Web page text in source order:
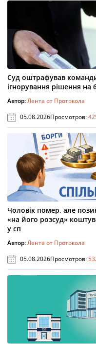
Суд оштрафував
ігнорування рішення на
Автор:Лента от Протокола
05.08.2026Просмотров:
Чоловік помер, але
«на його розсуд»
у сп
Автор:Лента от Протокола
05.08.2026Просмотров: